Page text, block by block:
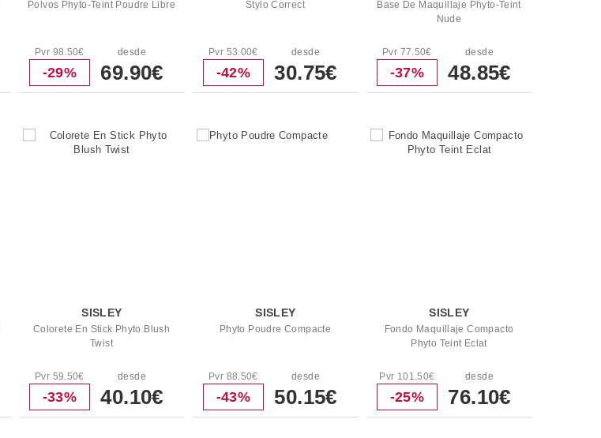
Polvos Phyto-Teint Poudre Libre
Pvr 98.50€
-29%
desde
69.90€
Stylo Correct
Pvr 53.00€
-42%
desde
30.75€
Base De Maquillaje Phyto-Teint
Nude
Pvr 77.50€
-37%
desde
48.85€
SISLEY
Colorete En Stick Phyto Blush
Twist
Pvr 59.50€
-33%
desde
40.10€
SISLEY
Phyto Poudre Compacte
Pvr 88.50€
-43%
desde
50.15€
SISLEY
Fondo Maquillaje Compacto
Phyto Teint Eclat
Pvr 101.50€
-25%
desde
76.10€